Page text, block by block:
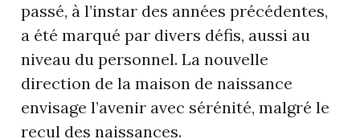
passé, à l’instar des années précédentes,
a été marqué par divers défis, aussi au
niveau du personnel. La nouvelle
direction de la maison de naissance
envisage l’avenir avec sérénité, malgré le
recul des naissances.